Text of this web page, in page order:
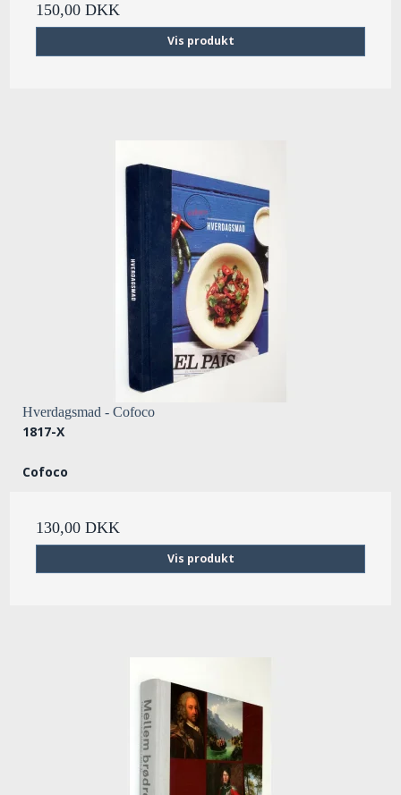
150,00 DKK
Vis produkt
Hverdagsmad - Cofoco
1817-X
Cofoco
130,00 DKK
Vis produkt